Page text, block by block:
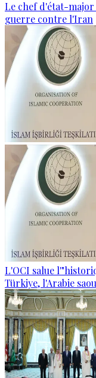
Le chef d'état-major
guerre contre l'Iran
L'OCI salue
Türkiye, l'Arabie